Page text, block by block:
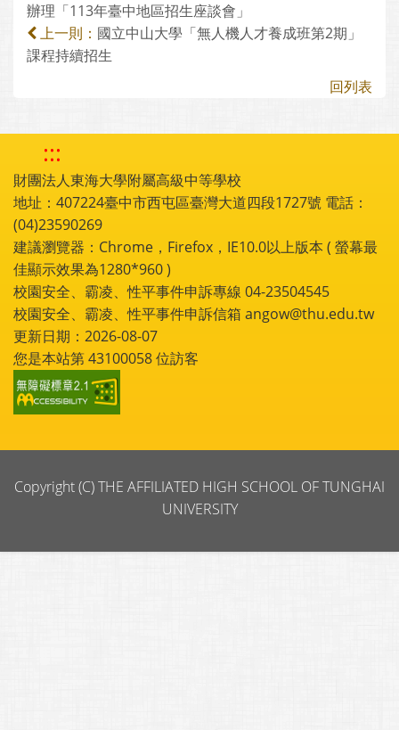
辦理「113年臺中地區招生座談會」
上一則： 國立中山大學「無人機人才養成班第2期」
課程持續招生
回列表
:::
財團法人東海大學附屬高級中等學校
地址：407224臺中市西屯區臺灣大道四段1727號 電話：
(04)23590269
建議瀏覽器：Chrome，Firefox，IE10.0以上版本 ( 螢幕最
佳顯示效果為1280*960 )
校園安全、霸凌、性平事件申訴專線 04-23504545
校園安全、霸凌、性平事件申訴信箱 angow@thu.edu.tw
更新日期：2026-08-07
您是本站第43100058位訪客
Copyright (C) THE AFFILIATED HIGH SCHOOL OF TUNGHAI
UNIVERSITY